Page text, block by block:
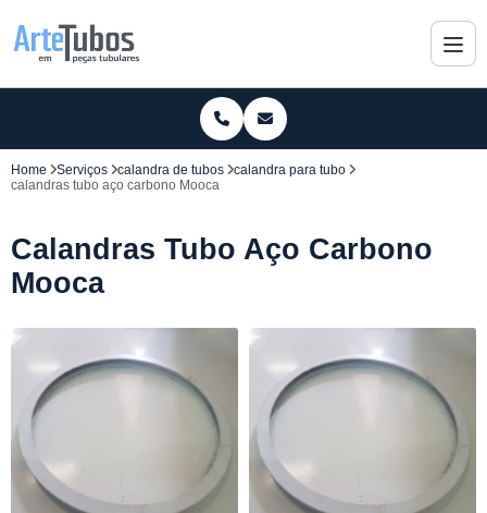
Home Serviços calandra de tubos
calandra para tubo
calandras tubo aço carbono Mooca
Calandras Tubo Aço Carbono
Mooca